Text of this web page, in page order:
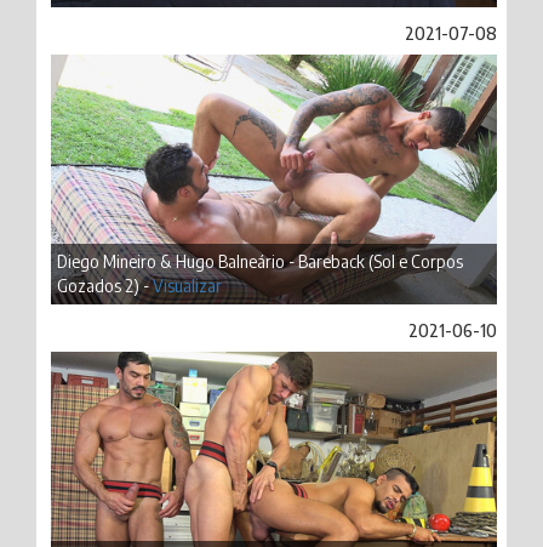
2021-07-08
Diego Mineiro & Hugo Balneário - Bareback (Sol e Corpos
Gozados 2) -Visualizar
2021-06-10